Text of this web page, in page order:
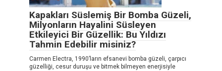
Kapakları Süslemiş Bir Bomba Güzeli,
Milyonların Hayalini Süsleyen
Etkileyici Bir Güzellik: Bu Yıldızı
Tahmin Edebilir misiniz?
Carmen Electra, 1990’ların efsanevi bomba güzeli, çarpıcı
güzelliği, cesur duruşu ve bitmek bilmeyen enerjisiyle